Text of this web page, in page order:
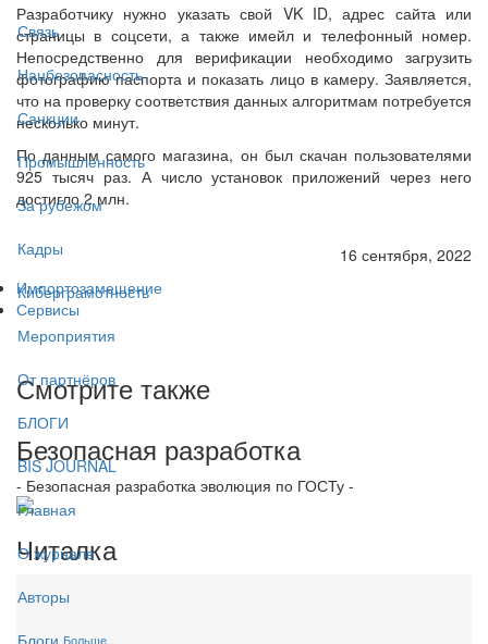
Связь
Нацбезопасность
Санкции
Промышленность
За рубежом
Кадры
Киберграмотность
Мероприятия
От партнёров
БЛОГИ
BIS JOURNAL
Главная
О журнале
Авторы
Блоги
Разработчику нужно указать свой VK ID, адрес сайта или
страницы в соцсети, а также имейл и телефонный номер.
Непосредственно для верификации необходимо загрузить
фотографию паспорта и показать лицо в камеру. Заявляется,
что на проверку соответствия данных алгоритмам потребуется
несколько минут.
По данным самого магазина, он был скачан пользователями
925 тысяч раз. А число установок приложений через него
достигло 2 млн.
16 сентября, 2022
Импортозамещение
Сервисы
Смотрите также
Безопасная разработка
- Безопасная разработка эволюция по ГОСТу -
Читалка
Больше...